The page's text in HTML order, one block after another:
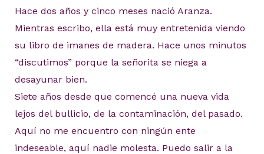
Hace dos años y cinco meses nació Aranza.
Mientras escribo, ella está muy entretenida viendo
su libro de imanes de madera. Hace unos minutos
“discutimos” porque la señorita se niega a
desayunar bien.
Siete años desde que comencé una nueva vida
lejos del bullicio, de la contaminación, del pasado.
Aquí no me encuentro con ningún ente
indeseable, aquí nadie molesta. Puedo salir a la